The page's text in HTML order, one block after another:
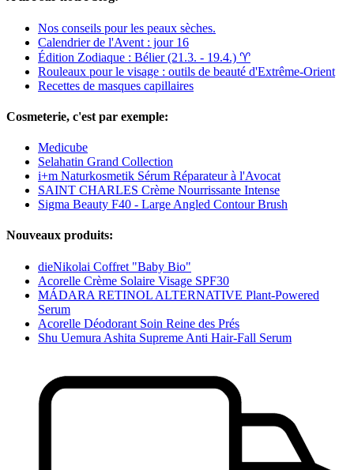
Nos conseils pour les peaux sèches.
Calendrier de l'Avent : jour 16
Édition Zodiaque : Bélier (21.3. - 19.4.) ♈︎
Rouleaux pour le visage : outils de beauté d'Extrême-Orient
Recettes de masques capillaires
Cosmeterie, c'est par exemple:
Medicube
Selahatin Grand Collection
i+m Naturkosmetik Sérum Réparateur à l'Avocat
SAINT CHARLES Crème Nourrissante Intense
Sigma Beauty F40 - Large Angled Contour Brush
Nouveaux produits:
dieNikolai Coffret "Baby Bio"
Acorelle Crème Solaire Visage SPF30
MÁDARA RETINOL ALTERNATIVE Plant-Powered
Serum
Acorelle Déodorant Soin Reine des Prés
Shu Uemura Ashita Supreme Anti Hair-Fall Serum